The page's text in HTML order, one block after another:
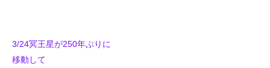
3/24冥王星が250年ぶりに
移動して